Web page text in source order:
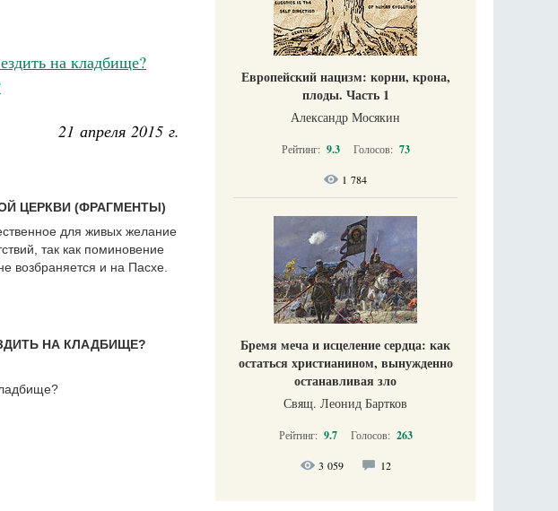
на кладбище?
21 апреля 2015 г.
ЦЕРКВИ (ФРАГМЕНТЫ)
для живых желание
так как поминовение
возбраняется и на Пасхе.
НА КЛАДБИЩЕ?
Европейский нацизм: корни, крона,
плоды. Часть 1
Александр Мосякин
Рейтинг: 9.3 Голосов: 73
1 784
Бремя меча и исцеление сердца: как
остаться христианином, вынужденно
останавливая зло
Свящ. Леонид Бартков
Рейтинг: 9.7 Голосов: 263
3 059 12